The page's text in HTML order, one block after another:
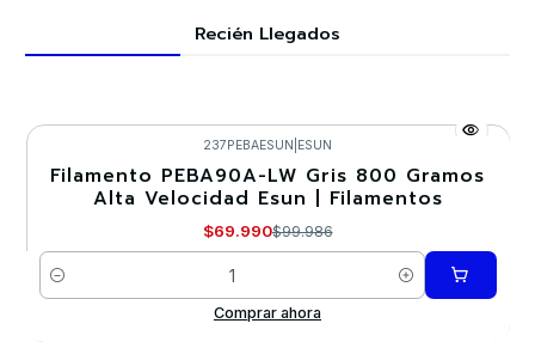
Recién Llegados
-30%
237PEBAESUN ESUN
Filamento PEBA90A-LW Gris 800 Gramos
Alta Velocidad Esun | Filamentos
$69.990$99.986
Cantidad
Comprar ahora